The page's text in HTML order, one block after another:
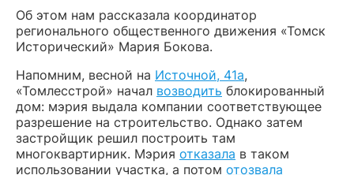
Об этом нам рассказала координатор
регионального общественного движения «Томск
Исторический» Мария Бокова.
Напомним, весной на Источной, 41а,
«Томлесстрой» начал возводить блокированный
дом: мэрия выдала компании соответствующее
разрешение на строительство. Однако затем
застройщик решил построить там
многоквартирник. Мэрия отказала в таком
использовании участка, а потом отозвала